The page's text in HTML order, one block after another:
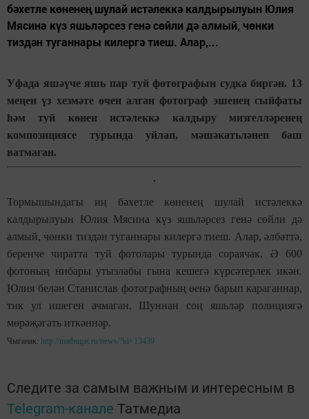
бәхетле көненең шулай истәлеккә калдырылуын Юлия
Мясина күз яшьләрсез генә сөйли дә алмый, чөнки
тиздән туганнары килергә тиеш. Алар,...
Уфада яшәүче яшь пар туй фотографын судка биргән. 13
меңен үз хезмәте өчен алган фотограф эшенең сыйфаты
һәм туй көнен истәлеккә калдыру мизгелләренең
композициясе турында уйлап, мәшәкатьләнеп баш
ватмаган.
Тормышындагы иң бәхетле көненең шулай истәлеккә
калдырылуын Юлия Мясина күз яшьләрсез генә сөйли дә
алмый, чөнки тиздән туганнары килергә тиеш. Алар, әлбәттә,
беренче чиратта туй фотолары турында сораячак. Ә 600
фотоның нибары утызлабы гына кешегә күрсәтерлек икән.
Юлия белән Станислав фотографның өенә барып караганнар,
тик ул ишеген ачмаган. Шуннан соң яшьләр полициягә
мөрәҗәгать иткәннәр.
Чыганак: http://matbugat.ru/news/?id=13439
Следите за самым важным и интересным в
Telegram-канале Татмедиа